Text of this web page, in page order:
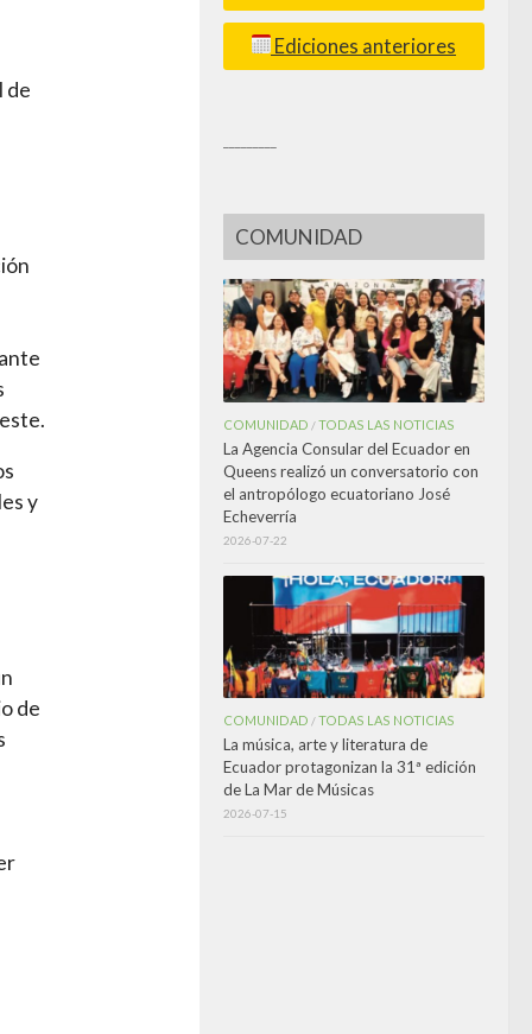
de
y
de
Ediciones anteriores
COMUNIDAD
COMUNIDAD /TODAS LAS NOTICIAS
La Agencia Consular del Ecuador en
Queens realizó un conversatorio con
el antropólogo ecuatoriano José
Echeverría
2026-07-22
COMUNIDAD /TODAS LAS NOTICIAS
La música, arte y literatura de
Ecuador protagonizan la 31ª edición
de La Mar de Músicas
2026-07-15